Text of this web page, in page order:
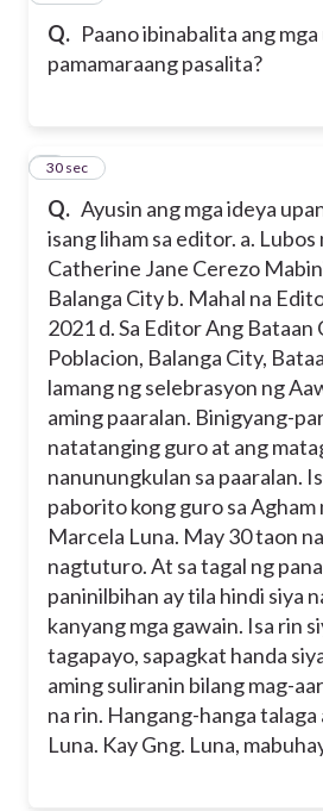
Q. Paano ibinabalita ang mga
pamamaraang pasalita?
Q. Ayusin ang mga ideya
isang liham sa editor. a. Lubos
Catherine Jane Cerezo
Balanga City b. Mahal na
2021 d. Sa Editor Ang Bataan
Poblacion, Balanga City,
lamang ng selebrasyon ng
aming paaralan. Binigyang-
natatanging guro at ang
nanunungkulan sa paaralan.
paborito kong guro sa Agham
Marcela Luna. May 30 taon
nagtuturo. At sa tagal ng
paninilbihan ay tila hindi siya
kanyang mga gawain. Isa rin
tagapayo, sapagkat handa
aming suliranin bilang mag-
na rin. Hangang-hanga talaga
Luna. Kay Gng. Luna,
8
30 sec